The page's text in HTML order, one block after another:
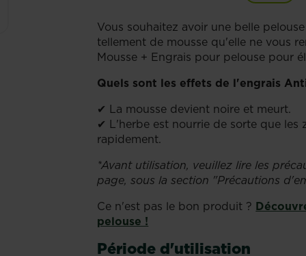
Vous souhaitez avoir une belle
tellement de mousse qu'elle ne vous
Mousse + Engrais pour pelouse pour
Quels sont les effets de l'engrais
✔ La mousse devient noire et meurt.
✔ L'herbe est nourrie de sorte que les
rapidement.
*Avant utilisation, veuillez lire les
page, sous la section "Précautions
Ce n'est pas le bon produit ?
pelouse !
Période d'utilisation